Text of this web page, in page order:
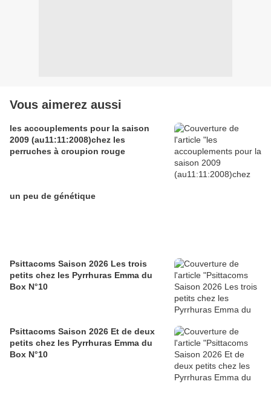
Vous aimerez aussi
les accouplements pour la saison
2009 (au11:11:2008)chez les
perruches à croupion rouge
un peu de génétique
Psittacoms Saison 2026 Les trois
petits chez les Pyrrhuras Emma du
Box N°10
Psittacoms Saison 2026 Et de deux
petits chez les Pyrrhuras Emma du
Box N°10